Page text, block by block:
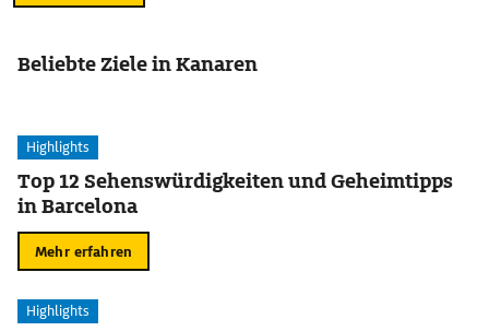
Beliebte Ziele in Kanaren
Highlights
Top 12 Sehenswürdigkeiten und Geheimtipps
in Barcelona
Mehr erfahren
Highlights